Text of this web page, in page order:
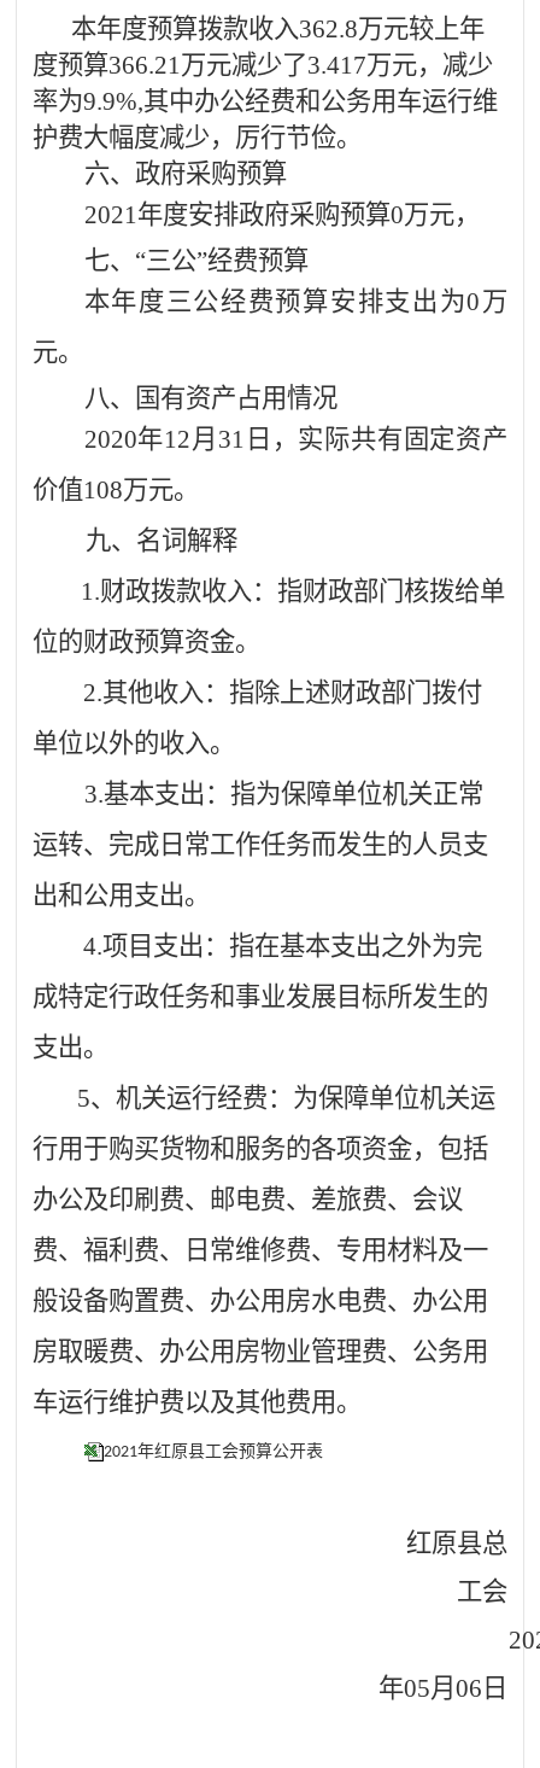
本年度预算拨款收入362.8万元较上年
度预算366.21万元减少了3.417万元，减少
率为9.9%,其中办公经费和公务用车运行维
护费大幅度减少，厉行节俭。
六、政府采购预算
2021年度安排政府采购预算0万元，
七、 “三公”经费预算
本年度三公经费预算安排支出为0万
元。
八、国有资产占用情况
2020年12月31日，实际共有固定资产
价值108万元。
九、名词解释
1.财政拨款收入：指财政部门核拨给单
位的财政预算资金。
2.其他收入：指除上述财政部门拨付
单位以外的收入。
3.基本支出：指为保障单位机关正常
运转、完成日常工作任务而发生的人员支
出和公用支出。
4.项目支出：指在基本支出之外为完
成特定行政任务和事业发展目标所发生的
支出。
5、机关运行经费：为保障单位机关运
行用于购买货物和服务的各项资金，包括
办公及印刷费、邮电费、差旅费、会议
费、福利费、日常维修费、专用材料及一
般设备购置费、办公用房水电费、办公用
房取暖费、办公用房物业管理费、公务用
车运行维护费以及其他费用。
2021年红原县工会预算公开表
红原县总
工会
年05月 06 日